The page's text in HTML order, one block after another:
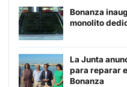
Bonanza
monolito
La Junta
para reparar
Bonanza